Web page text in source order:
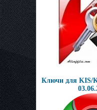
Ключи для KIS/